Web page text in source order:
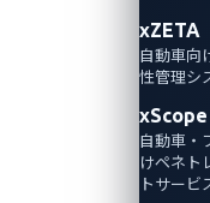
xZETA
自動車向
性管理シ
xScope
自動車・
けペネト
トサービ
VicOne
自動車サイバ
おいて「ラー
すか？本稿で
をCARLAシミ